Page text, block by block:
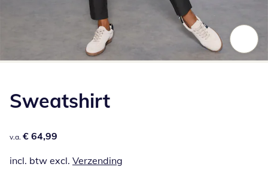
Sweatshirt
€ 64,99
v.a. € 64,99
incl. btw excl. Verzending